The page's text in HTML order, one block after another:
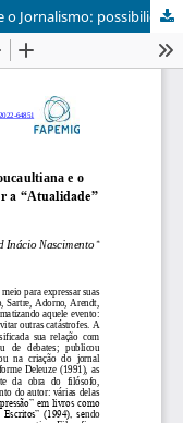
A Relação entre a Filosofia Foucaultiana e o Jornalismo: possibilidades para pensar a “Atualidade”